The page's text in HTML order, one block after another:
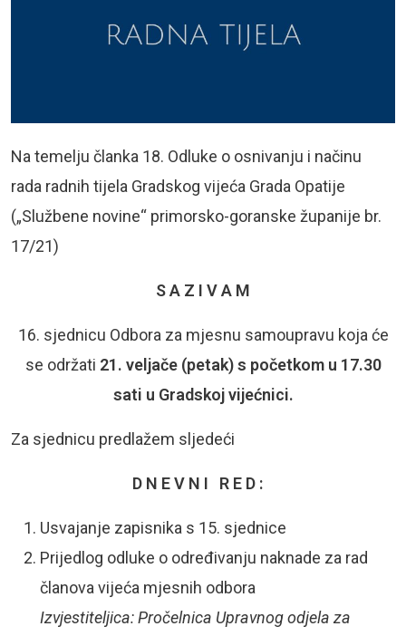
Na temelju članka 18. Odluke o osnivanju i načinu
rada radnih tijela Gradskog vijeća Grada Opatije
(„Službene novine“ primorsko-goranske županije br.
17/21)
S A Z I V A M
16. sjednicu Odbora za mjesnu samoupravu koja će
se održati 21. veljače (petak)s početkom u 17.30
sati u Gradskoj vijećnici.
Za sjednicu predlažem sljedeći
D N E V N I R E D :
Usvajanje zapisnika s 15. sjednice
Prijedlog odluke o određivanju naknade za rad
članova vijeća mjesnih odbora
Izvjestiteljica: Pročelnica Upravnog odjela za